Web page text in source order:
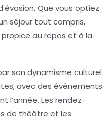
Que vous optiez
séjour tout compris,
au repos et à la
son dynamisme culturel
avec des événements
l’année. Les rendez-
de théâtre et les